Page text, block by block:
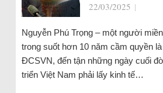
22/03/2025 |
Nguyễn Phú Trọng – một người
trong suốt hơn 10 năm cầm quyền
ĐCSVN, đến tận những ngày cuối
triển Việt Nam phải lấy kinh tế…